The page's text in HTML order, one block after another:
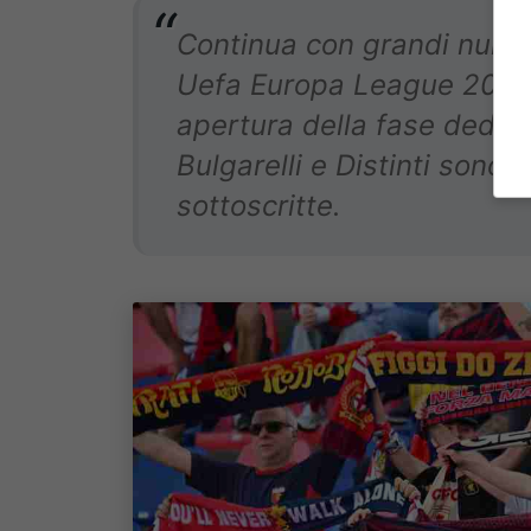
Continua con grandi
Uefa Europa League
apertura della fase
Bulgarelli e Distinti sono
sottoscritte.